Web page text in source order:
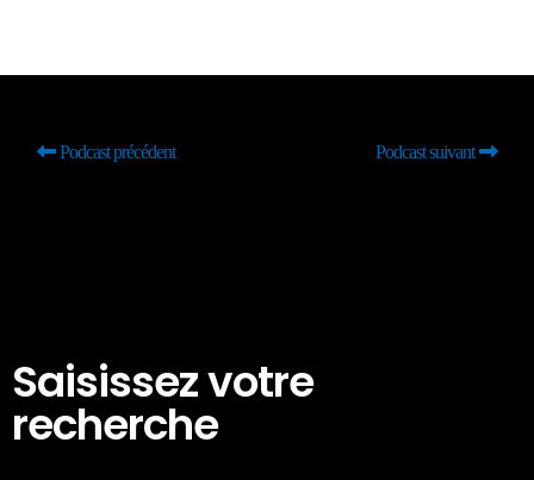
Podcast précédent Podcast suivant
Saisissez votre
recherche